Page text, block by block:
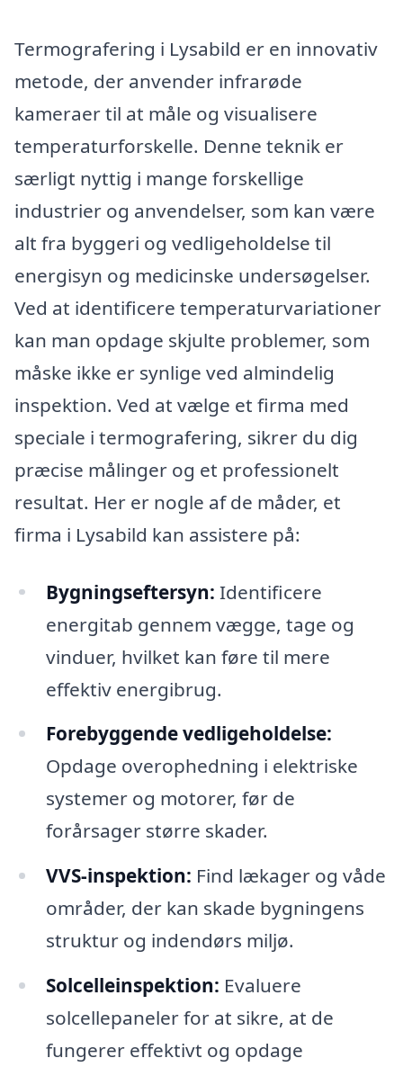
Termografering i Lysabild er en innovativ
metode, der anvender infrarøde
kameraer til at måle og visualisere
temperaturforskelle. Denne teknik er
særligt nyttig i mange forskellige
industrier og anvendelser, som kan være
alt fra byggeri og vedligeholdelse til
energisyn og medicinske undersøgelser.
Ved at identificere temperaturvariationer
kan man opdage skjulte problemer, som
måske ikke er synlige ved almindelig
inspektion. Ved at vælge et firma med
speciale i termografering, sikrer du dig
præcise målinger og et professionelt
resultat. Her er nogle af de måder, et
firma i Lysabild kan assistere på:
Bygningseftersyn: Identificere
energitab gennem vægge, tage og
vinduer, hvilket kan føre til mere
effektiv energibrug.
Forebyggende vedligeholdelse:
Opdage overophedning i elektriske
systemer og motorer, før de
forårsager større skader.
VVS-inspektion: Find lækager og våde
områder, der kan skade bygningens
struktur og indendørs miljø.
Solcelleinspektion: Evaluere
solcellepaneler for at sikre, at de
fungerer effektivt og opdage